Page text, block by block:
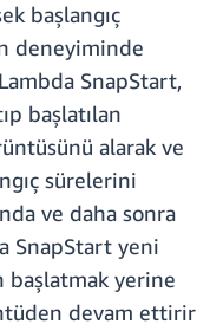
başlangıç
deneyiminde
SnapStart,
başlatılan
alarak ve
sürelerini
ve daha sonra
SnapStart yeni
başlatmak yerine
devam ettirir